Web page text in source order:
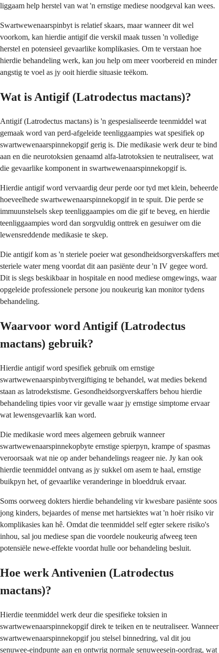
liggaam help herstel van wat 'n ernstige mediese noodgeval kan wees.
Swartwewenaarspinbyt is relatief skaars, maar wanneer dit wel
voorkom, kan hierdie antigif die verskil maak tussen 'n volledige
herstel en potensieel gevaarlike komplikasies. Om te verstaan hoe
hierdie behandeling werk, kan jou help om meer voorbereid en minder
angstig te voel as jy ooit hierdie situasie teëkom.
Wat is Antigif (Latrodectus mactans)?
Antigif (Latrodectus mactans) is 'n gespesialiseerde teenmiddel wat
gemaak word van perd-afgeleide teenliggaampies wat spesifiek op
swartwewenaarspinnekopgif gerig is. Die medikasie werk deur te bind
aan en die neurotoksien genaamd alfa-latrotoksien te neutraliseer, wat
die gevaarlike komponent in swartwewenaarspinnekopgif is.
Hierdie antigif word vervaardig deur perde oor tyd met klein, beheerde
hoeveelhede swartwewenaarspinnekopgif in te spuit. Die perde se
immuunstelsels skep teenliggaampies om die gif te beveg, en hierdie
teenliggaampies word dan sorgvuldig onttrek en gesuiwer om die
lewensreddende medikasie te skep.
Die antigif kom as 'n steriele poeier wat gesondheidsorgverskaffers met
steriele water meng voordat dit aan pasiënte deur 'n IV gegee word.
Dit is slegs beskikbaar in hospitale en nood mediese omgewings, waar
opgeleide professionele persone jou noukeurig kan monitor tydens
behandeling.
Waarvoor word Antigif (Latrodectus
mactans) gebruik?
Hierdie antigif word spesifiek gebruik om ernstige
swartwewenaarspinbytvergiftiging te behandel, wat medies bekend
staan as latrodekstisme. Gesondheidsorgverskaffers behou hierdie
behandeling tipies voor vir gevalle waar jy ernstige simptome ervaar
wat lewensgevaarlik kan word.
Die medikasie word mees algemeen gebruik wanneer
swartwewenaarspinnekopbyte ernstige spierpyn, krampe of spasmas
veroorsaak wat nie op ander behandelings reageer nie. Jy kan ook
hierdie teenmiddel ontvang as jy sukkel om asem te haal, ernstige
buikpyn het, of gevaarlike veranderinge in bloeddruk ervaar.
Soms oorweeg dokters hierdie behandeling vir kwesbare pasiënte soos
jong kinders, bejaardes of mense met hartsiektes wat 'n hoër risiko vir
komplikasies kan hê. Omdat die teenmiddel self egter sekere risiko's
inhou, sal jou mediese span die voordele noukeurig afweeg teen
potensiële newe-effekte voordat hulle oor behandeling besluit.
Hoe werk Antivenien (Latrodectus
mactans)?
Hierdie teenmiddel werk deur die spesifieke toksien in
swartwewenaarspinnekopgif direk te teiken en te neutraliseer. Wanneer
swartwewenaarspinnekopgif jou stelsel binnedring, val dit jou
senuwee-eindpunte aan en ontwrig normale senuweesein-oordrag, wat